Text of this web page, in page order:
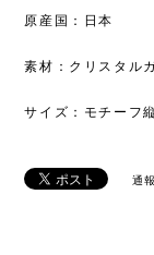
原産国：日本
素材：クリスタル
サイズ：モチーフ
通